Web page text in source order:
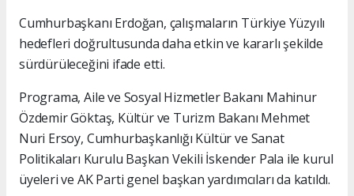
Cumhurbaşkanı Erdoğan, çalışmaların Türkiye Yüzyılı
hedefleri doğrultusunda daha etkin ve kararlı şekilde
sürdürüleceğini ifade etti.
Programa, Aile ve Sosyal Hizmetler Bakanı Mahinur
Özdemir Göktaş, Kültür ve Turizm Bakanı Mehmet
Nuri Ersoy, Cumhurbaşkanlığı Kültür ve Sanat
Politikaları Kurulu Başkan Vekili İskender Pala ile kurul
üyeleri ve AK Parti genel başkan yardımcıları da katıldı.